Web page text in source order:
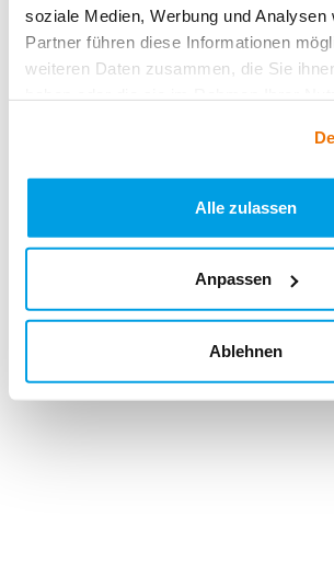
soziale Medien, Werbung und Analysen
Partner führen diese Informationen
weiteren Daten zusammen, die Sie
Alle zulassen
Anpassen
Ablehnen